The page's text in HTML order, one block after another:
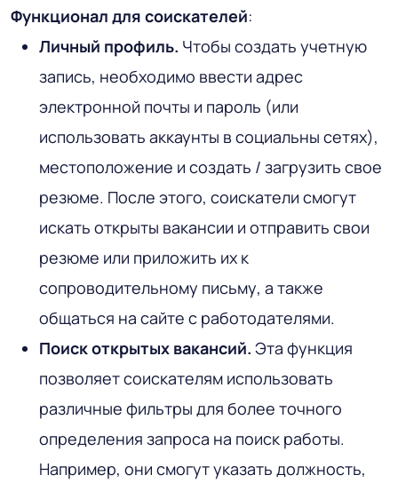
Функционал для соискателей:
Личный профиль. Чтобы создать учетную
запись, необходимо ввести адрес
электронной почты и пароль (или
использовать аккаунты в социальны сетях),
местоположение и создать / загрузить свое
резюме. После этого, соискатели смогут
искать открыты вакансии и отправить свои
резюме или приложить их к
сопроводительному письму, а также
общаться на сайте с работодателями.
Поиск открытых вакансий. Эта функция
позволяет соискателям использовать
различные фильтры для более точного
определения запроса на поиск работы.
Например, они смогут указать должность,